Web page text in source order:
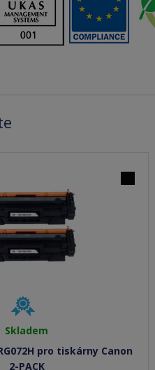
Skladem
pro tiskárny Canon
2-PACK